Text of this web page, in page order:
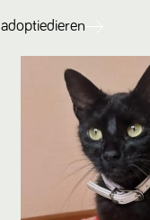
adoptiedieren